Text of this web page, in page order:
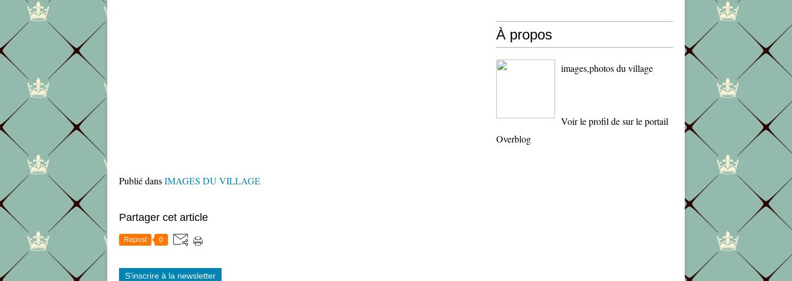
Publié dansIMAGES DU VILLAGE
Partager cet article
Repost 0
S'inscrire à la newsletter
À propos
images,photos du village
Voir le profil desur le portail
Overblog